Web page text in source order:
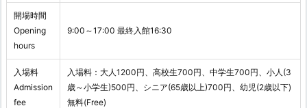
開場時間
Opening
hours
9:00～17:00 最終入館16:30
入場料
Admission
fee
入場料：大人1200円、高校生700円、中学生700円、小人(3
歳～小学生)500円、シニア(65歳以上)700円、幼児(2歳以下)
無料(Free)